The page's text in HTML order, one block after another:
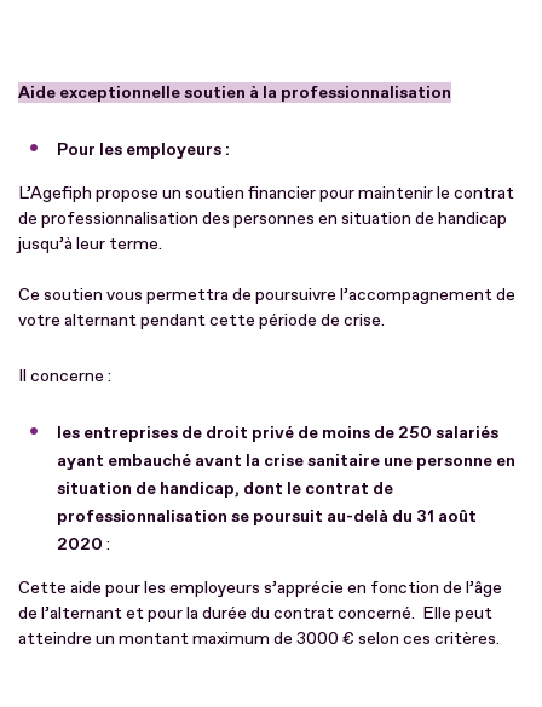
Aide exceptionnelle soutien à la professionnalisation
Pour les employeurs :
L’Agefiph propose un soutien financier pour maintenir le contrat
de professionnalisation des personnes en situation de handicap
jusqu’à leur terme.
Ce soutien vous permettra de poursuivre l’accompagnement de
votre alternant pendant cette période de crise.
Il concerne :
les entreprises de droit privé de moins de 250 salariés
ayant embauché avant la crise sanitaire une personne en
situation de handicap, dont le contrat de
professionnalisation se poursuit au-delà du 31 août
2020 :
Cette aide pour les employeurs s’apprécie en fonction de l’âge
de l’alternant et pour la durée du contrat concerné. Elle peut
atteindre un montant maximum de 3000 € selon ces critères.